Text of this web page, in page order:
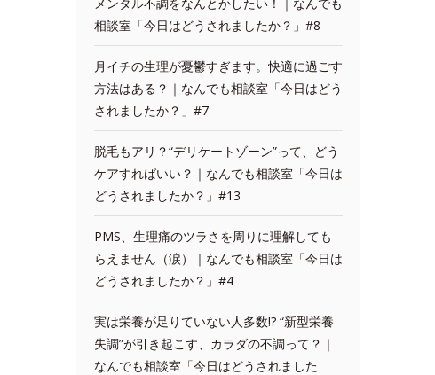
相談室「今日はどうされましたか？」#8
月イチの生理が憂鬱すぎます。快適に過ごす
方法はある？｜なんでも相談室「今日はどう
されましたか？」#7
脱毛もアリ？“デリケートゾーン”って、どう
ケアすればいい？｜なんでも相談室「今日は
どうされましたか？」#13
PMS、生理痛のツラさを周りに理解しても
らえません（涙）｜なんでも相談室「今日は
どうされましたか？」#4
実は栄養が足りていない人多数!? “新型栄養
失調”が引き起こす、カラダの不調って？｜
なんでも相談室「今日はどうされました